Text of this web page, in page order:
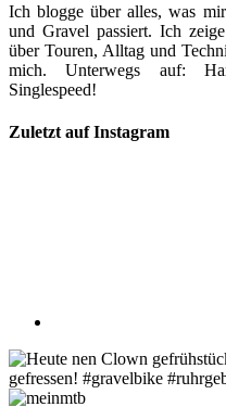
Ich blogge über alles, was
und Gravel passiert. Ich
über Touren, Alltag und
mich. Unterwegs auf:
Singlespeed!
Zuletzt auf Instagram